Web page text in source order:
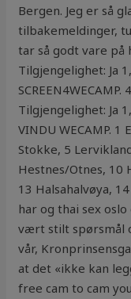
Bergen. Jeg er så
tilbakemeldinger,
tar så godt vare på
Tilgjengelighet: Ja
Tilgjengelighet: Ja
VINDU WECAMP. 1
Stokke, 5
Hestnes/Otnes, 10
13 Halsahalvøya,
har og thai sex
vært stilt spørsmål
vår,
at det «ikke kan
free cam to cam